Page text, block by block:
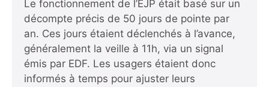
Le fonctionnement de l’EJP était basé sur un
décompte précis de 50 jours de pointe par
an. Ces jours étaient déclenchés à l’avance,
généralement la veille à 11h, via un signal
émis par EDF. Les usagers étaient donc
informés à temps pour ajuster leurs